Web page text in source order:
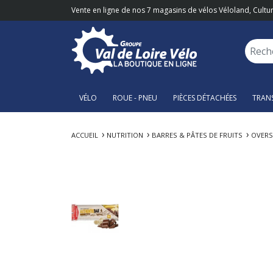
Vente en ligne de nos 7 magasins de vélos Véloland,
VÉLO ROUE - PNEU PIÈCES DÉTACHÉES
ACCUEIL NUTRITION BARRES & PÂTES DE FRUITS